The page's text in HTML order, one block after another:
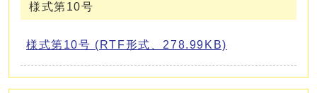
様式第10号
様式第10号 (RTF形式、278.99KB)